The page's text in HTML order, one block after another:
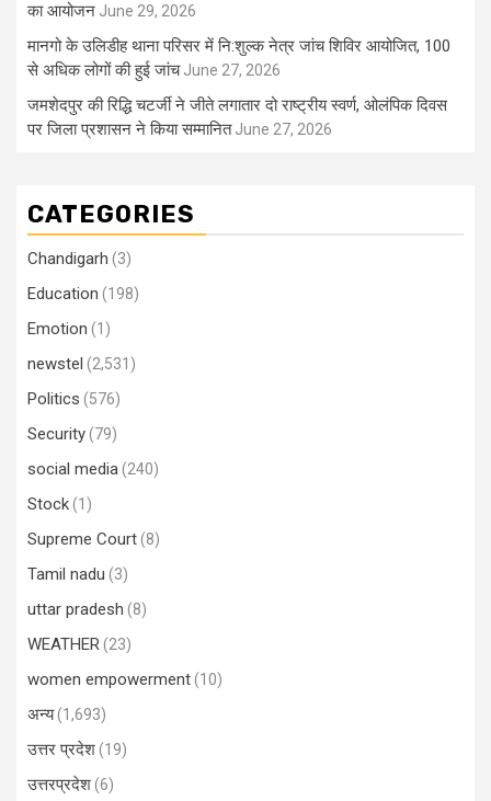
का आयोजन June 29, 2026
मानगो के उलिडीह थाना परिसर में नि:शुल्क नेत्र जांच शिविर आयोजित, 100
से अधिक लोगों की हुई जांच June 27, 2026
जमशेदपुर की रिद्धि चटर्जी ने जीते लगातार दो राष्ट्रीय स्वर्ण, ओलंपिक दिवस
पर जिला प्रशासन ने किया सम्मानित June 27, 2026
CATEGORIES
Chandigarh (3)
Education (198)
Emotion (1)
newstel (2,531)
Politics (576)
Security(79)
social media(240)
Stock(1)
Supreme Court(8)
Tamil nadu (3)
uttar pradesh (8)
WEATHER(23)
women empowerment(10)
अन्य(1,693)
उत्तर प्रदेश(19)
उत्तरप्रदेश(6)